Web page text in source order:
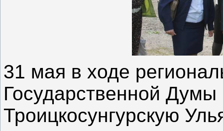
31 мая в ходе
Государственной Думы
Троицкосунгурскую